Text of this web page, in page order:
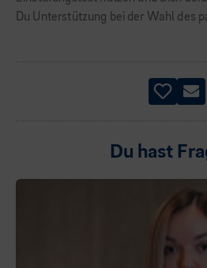
Du Unterstützung bei der Wahl des
Du hast